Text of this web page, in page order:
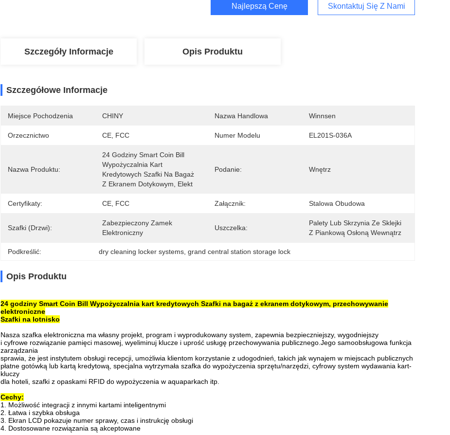
Najlepszą Cenę Skontaktuj Się Z Nami
Szczegóły Informacje Opis Produktu
Szczegółowe Informacje
Miejsce Pochodzenia CHINY Nazwa Handlowa Winnsen
Orzecznictwo CE, FCC Numer Modelu EL201S-036A
Nazwa Produktu:
24 Godziny Smart Coin Bill
Wypożyczalnia Kart
Kredytowych Szafki Na Bagaż
Z Ekranem Dotykowym, Elekt
Podanie: Wnętrz
Certyfikaty: CE, FCC Załącznik: Stalowa Obudowa
Szafki (drzwi):
Zabezpieczony Zamek
Elektroniczny
Uszczelka:
Palety Lub Skrzynia Ze Sklejki
Z Piankową Osłoną Wewnątrz
Podkreślić: dry cleaning locker systems , grand central station storage lock
Opis Produktu
24 godziny Smart Coin Bill Wypożyczalnia kart kredytowych Szafki na bagaż z ekranem dotykowym, przechowywanie
elektroniczne
Szafki na lotnisko
Nasza szafka elektroniczna ma własny projekt, program i wyprodukowany system, zapewnia bezpieczniejszy, wygodniejszy
i cyfrowe rozwiązanie pamięci masowej, wyeliminuj klucze i uprość usługę przechowywania publicznego.Jego samoobsługowa funkcja
zarządzania
sprawia, że ​​jest instytutem obsługi recepcji, umożliwia klientom korzystanie z udogodnień, takich jak wynajem w miejscach publicznych
płatne gotówką lub kartą kredytową, specjalna wytrzymała szafka do wypożyczenia sprzętu/narzędzi, cyfrowy system wydawania kart-
kluczy
dla hoteli, szafki z opaskami RFID do wypożyczenia w aquaparkach itp.
Cechy:
1. Możliwość integracji z innymi kartami inteligentnymi
2. Łatwa i szybka obsługa
3. Ekran LCD pokazuje numer sprawy, czas i instrukcję obsługi
4. Dostosowane rozwiązania są akceptowane